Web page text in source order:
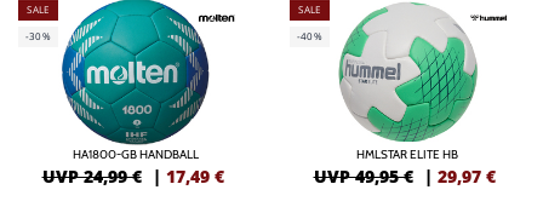
SALE
-30%
HA1800-GB HANDBALL
UVP 24,99 € | 17,49 €
SALE
-40%
HMLSTAR ELITE HB
UVP 49,95 € | 29,97 €